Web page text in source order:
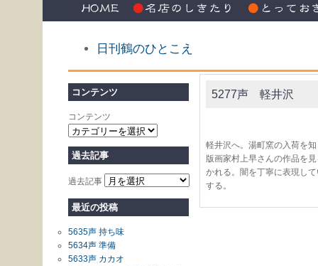
日刊鶴のひとこえ
コンテンツ
コンテンツ
過去記事
過去記事
最近の投稿
5635声 持ち味
5634声 準備
5633声 カカオ
5277声 軽井沢
軽井沢へ。湯町窯の入荷を
版画家村上早さんの作品を
かれる。闇を丁寧に表現し
する。